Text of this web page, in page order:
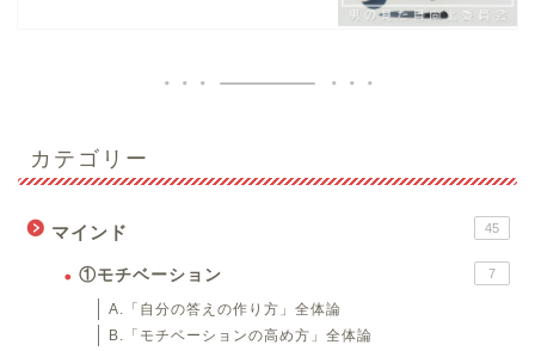
カテゴリー
マインド 45
①モチベーション 7
A.「自分の答えの作り方」全体論
B.「モチベーションの高め方」全体論